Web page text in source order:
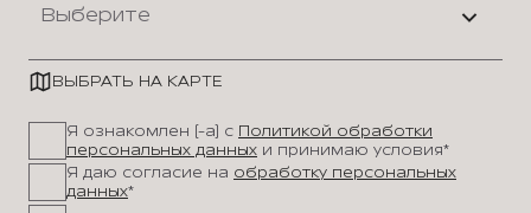
Выберите
ВЫБРАТЬ НА КАРТЕ
Я ознакомлен (-а) с Политикой обработки
персональных данных и принимаю условия*
Я даю согласие на обработку персональных
данных*